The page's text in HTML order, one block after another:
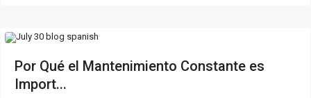
Por Qué el Mantenimiento Constante es
Import...